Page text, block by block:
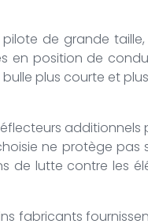
pilote de grande
en position de
plus courte et
additionnels
ne protège pas
de lutte contre les
fabricants